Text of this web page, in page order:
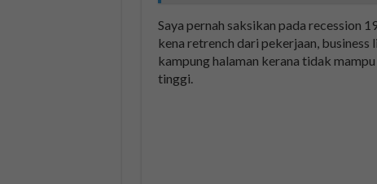
Saya pernah saksikan pada recession
kena retrench dari pekerjaan,
kampung halaman kerana tidak
tinggi.